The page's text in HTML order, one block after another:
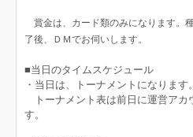
賞金は、カード類のみになります。
了後、ＤＭでお伺いします。
■当日のタイムスケジュール
・当日は、トーナメントになります。
トーナメント表は前日に運営アカ
す。